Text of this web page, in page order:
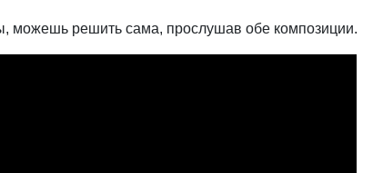
можешь решить сама, прослушав обе композиции.